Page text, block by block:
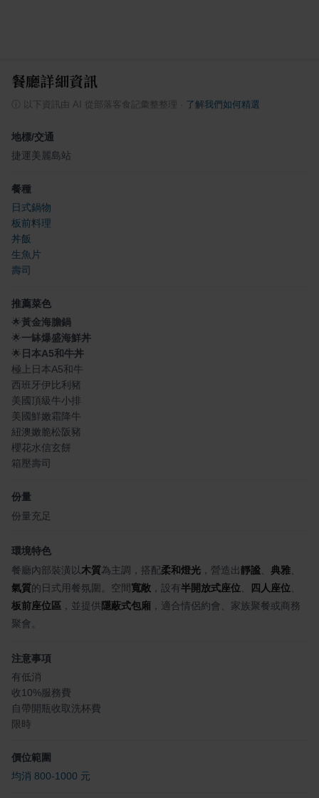
餐廳詳細資訊
以下資訊由 AI 從部落客食記彙整整理 了解我們如何精選
地標/交通
捷運美麗島站
餐種
日式鍋物
板前料理
丼飯
生魚片
壽司
推薦菜色
🌟黃金海膽鍋
🌟一缽爆盛海鮮丼
🌟 日本A5和牛丼
極上日本A5和牛
西班牙伊比利豬
美國頂級牛小排
美國鮮嫩霜降牛
紐澳嫩脆松阪豬
櫻花水信玄餅
箱壓壽司
份量
份量充足
環境特色
餐廳內部裝潢以木質為主調，搭配柔和燈光 ，營造出靜謐 典雅
氣質的日式用餐氛圍。空間寬敞 ，設有半開放式座位 四人座位
板前座位區 ，並提供隱蔽式包廂 ，適合情侶約會、家族聚餐或商務
聚會。
注意事項
有低消
收10%服務費
自帶開瓶收取洗杯費
限時
價位範圍
均消 800-1000 元